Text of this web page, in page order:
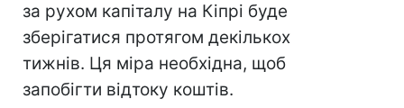
за рухом капіталу на Кіпрі буде
зберігатися протягом декількох
тижнів. Ця міра необхідна, щоб
запобігти відтоку коштів.